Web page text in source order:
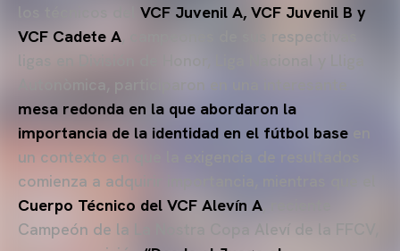
VCF Juvenil A, VCF Juvenil B y
VCF Cadete A , campeones de sus respectivas
mesa redonda en la que abordaron la
importancia de la identidad en el fútbol base
un contexto en que la exigencia de resultados
comienza a adquirir importancia, mientras que el
Cuerpo Técnico del VCF Alevín A
Campeón de la La Nostra Copa Aleví de la FFCV,